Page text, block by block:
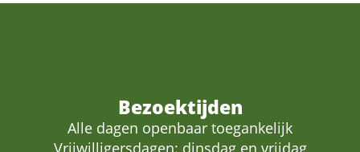
Bezoektijden
Alle dagen openbaar toegankelijk
Vrijwilligersdagen: dinsdag en vrijdag